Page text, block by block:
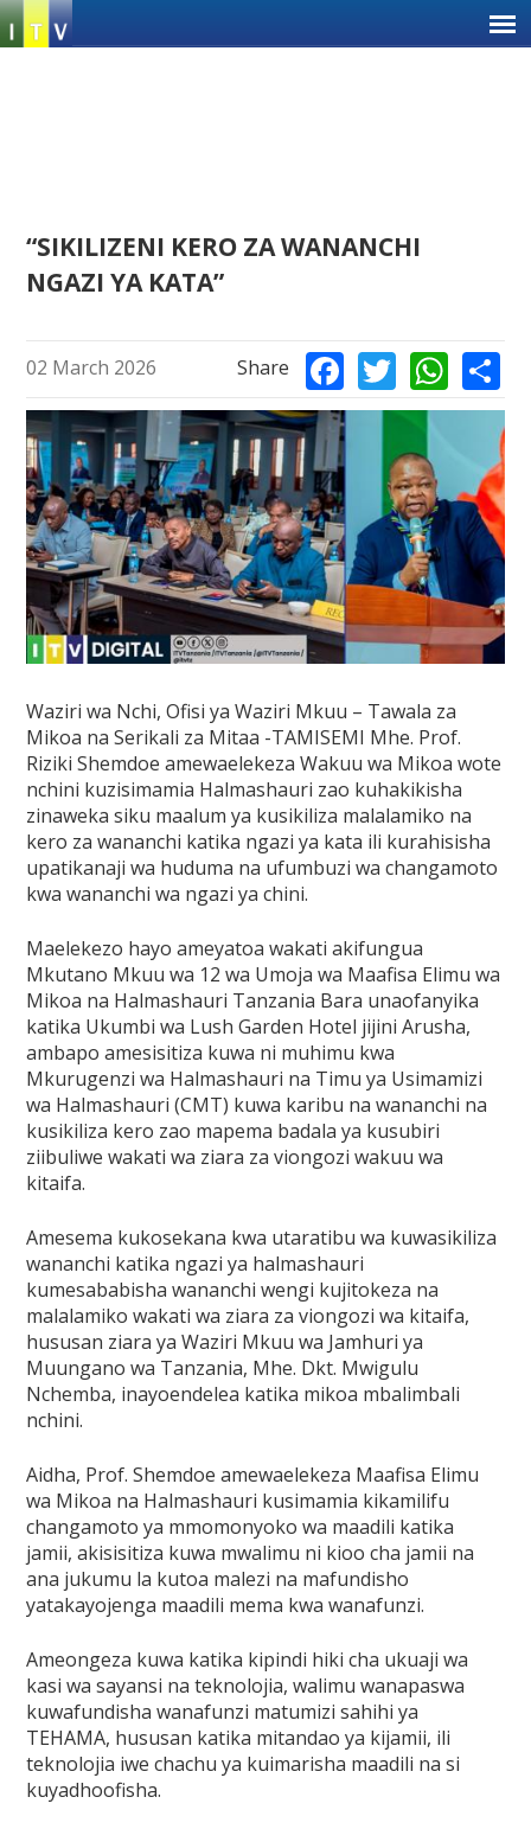
Jump
to
Back
to
top
“SIKILIZENI KERO ZA WANANCHI
NGAZI YA KATA”
02 March 2026 Share Facebook
Twitter
Waziri wa Nchi, Ofisi ya Waziri Mkuu – Tawala za
Mikoa na Serikali za Mitaa -TAMISEMI Mhe. Prof.
Riziki Shemdoe amewaelekeza Wakuu wa Mikoa wote
nchini kuzisimamia Halmashauri zao kuhakikisha
zinaweka siku maalum ya kusikiliza malalamiko na
kero za wananchi katika ngazi ya kata ili kurahisisha
upatikanaji wa huduma na ufumbuzi wa changamoto
kwa wananchi wa ngazi ya chini.
Maelekezo hayo ameyatoa wakati akifungua
Mkutano Mkuu wa 12 wa Umoja wa Maafisa Elimu wa
Mikoa na Halmashauri Tanzania Bara unaofanyika
katika Ukumbi wa Lush Garden Hotel jijini Arusha,
ambapo amesisitiza kuwa ni muhimu kwa
Mkurugenzi wa Halmashauri na Timu ya Usimamizi
wa Halmashauri (CMT) kuwa karibu na wananchi na
kusikiliza kero zao mapema badala ya kusubiri
ziibuliwe wakati wa ziara za viongozi wakuu wa
kitaifa.
Amesema kukosekana kwa utaratibu wa kuwasikiliza
wananchi katika ngazi ya halmashauri
kumesababisha wananchi wengi kujitokeza na
malalamiko wakati wa ziara za viongozi wa kitaifa,
hususan ziara ya Waziri Mkuu wa Jamhuri ya
Muungano wa Tanzania, Mhe. Dkt. Mwigulu
Nchemba, inayoendelea katika mikoa mbalimbali
nchini.
Aidha, Prof. Shemdoe amewaelekeza Maafisa Elimu
wa Mikoa na Halmashauri kusimamia kikamilifu
changamoto ya mmomonyoko wa maadili katika
jamii, akisisitiza kuwa mwalimu ni kioo cha jamii na
ana jukumu la kutoa malezi na mafundisho
yatakayojenga maadili mema kwa wanafunzi.
Ameongeza kuwa katika kipindi hiki cha ukuaji wa
kasi wa sayansi na teknolojia, walimu wanapaswa
kuwafundisha wanafunzi matumizi sahihi ya
TEHAMA, hususan katika mitandao ya kijamii, ili
teknolojia iwe chachu ya kuimarisha maadili na si
kuyadhoofisha.